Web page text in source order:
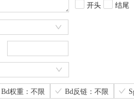
开头 结尾
Bd权重：不限 Bd反链：不限